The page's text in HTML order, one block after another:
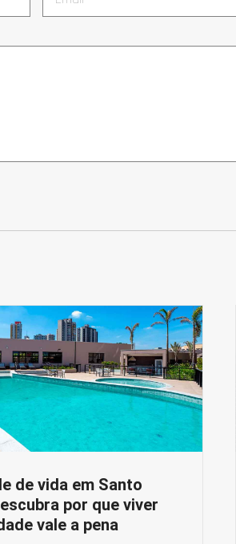
de vida em Santo
por que viver
vale a pena